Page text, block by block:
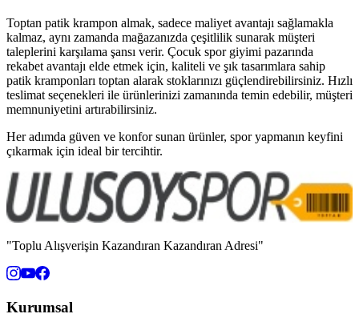
Toptan patik krampon almak, sadece maliyet avantajı sağlamakla
kalmaz, aynı zamanda mağazanızda çeşitlilik sunarak müşteri
taleplerini karşılama şansı verir. Çocuk spor giyimi pazarında
rekabet avantajı elde etmek için, kaliteli ve şık tasarımlara sahip
patik kramponları toptan alarak stoklarınızı güçlendirebilirsiniz. Hızlı
teslimat seçenekleri ile ürünlerinizi zamanında temin edebilir, müşteri
memnuniyetini artırabilirsiniz.
Her adımda güven ve konfor sunan ürünler, spor yapmanın keyfini
çıkarmak için ideal bir tercihtir.
"Toplu Alışverişin Kazandıran Kazandıran Adresi"
Kurumsal